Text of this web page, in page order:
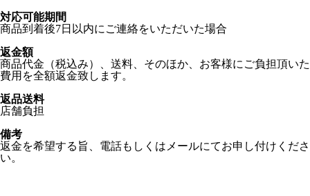
対応可能期間
商品到着後7日以内にご連絡をいただいた場合
返金額
商品代金（税込み）、送料、そのほか、お客様にご負担頂いた
費用を全額返金致します。
返品送料
店舗負担
備考
返金を希望する旨、電話もしくはメールにてお申し付けくださ
い。